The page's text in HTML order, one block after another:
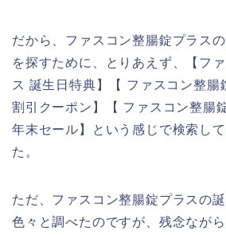
だから、ファスコン整腸錠プラス
を探すために、とりあえず、【フ
ス 誕生日特典】【 ファスコン整腸
割引クーポン】【 ファスコン整腸
年末セール】という感じで検索し
た。
ただ、ファスコン整腸錠プラスの
色々と調べたのですが、残念なが